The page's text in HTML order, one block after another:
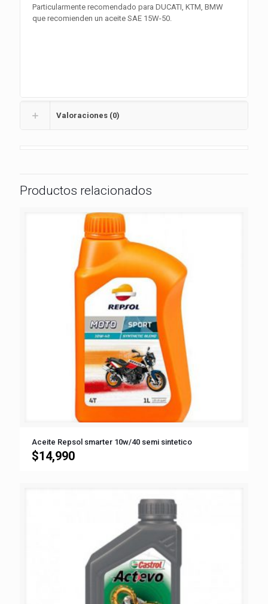
Particularmente recomendado para DUCATI, KTM, BMW
que recomienden un aceite SAE 15W-50.
Valoraciones (0)
Productos relacionados
Aceite Repsol smarter 10w/40 semi sintetico
$14,990